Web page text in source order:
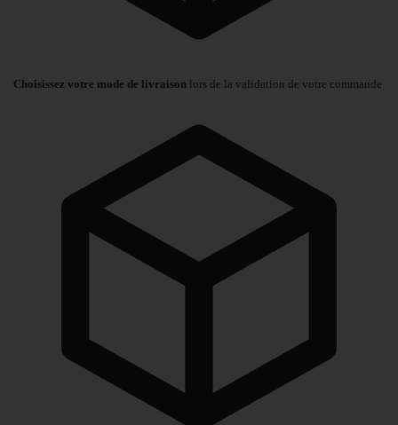
Choisissez votre mode de livraison lors de la validation de votre commande